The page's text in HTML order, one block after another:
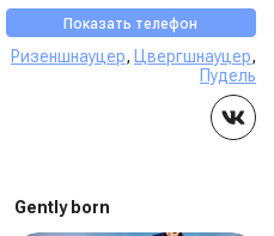
Показать телефон
Ризеншнауцер, Цвергшнауцер,
Пудель
Gently born